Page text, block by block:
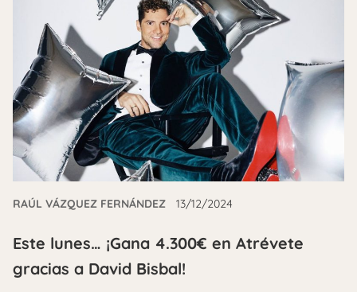
RAÚL VÁZQUEZ FERNÁNDEZ 13/12/2024
Este lunes… ¡Gana 4.300€ en Atrévete
gracias a David Bisbal!